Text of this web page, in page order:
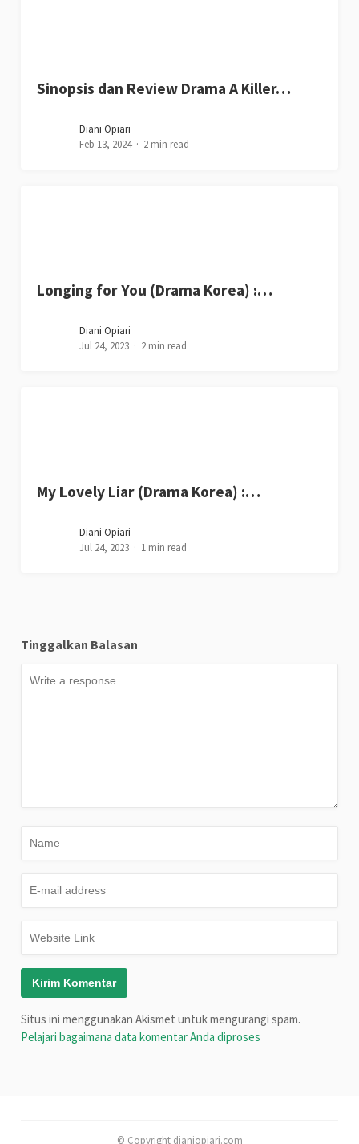
Sinopsis dan Review Drama A Killer…
Diani Opiari
Feb 13, 2024
2 min read
Longing for You (Drama Korea) :…
Diani Opiari
Jul 24, 2023
2 min read
My Lovely Liar (Drama Korea) :…
Diani Opiari
Jul 24, 2023
1 min read
Tinggalkan Balasan
Situs ini menggunakan Akismet untuk mengurangi spam.
Pelajari bagaimana data komentar Anda diproses
© Copyright dianiopiari.com